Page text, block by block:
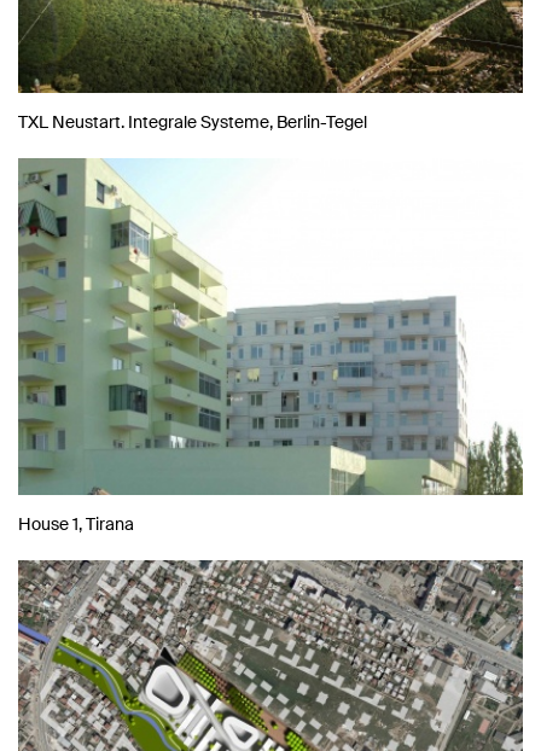
TXL Neustart. Integrale Systeme, Berlin-Tegel
House 1, Tirana